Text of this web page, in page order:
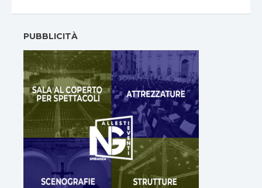
PUBBLICITÀ